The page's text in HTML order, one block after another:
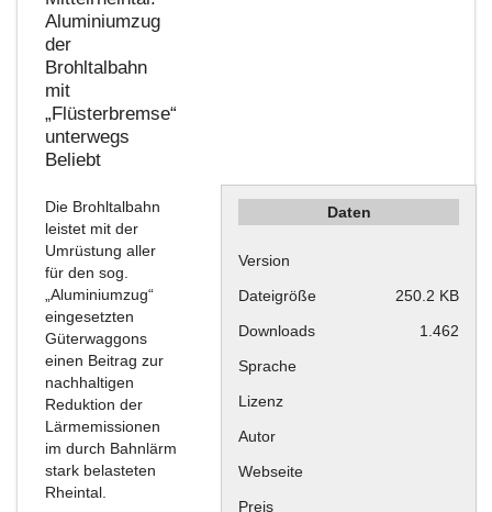
Aluminiumzug
der
Brohltalbahn
mit
„Flüsterbremse“
unterwegs
Beliebt
Die Brohltalbahn
leistet mit der
Umrüstung aller
für den sog.
„Aluminiumzug“
eingesetzten
Güterwaggons
einen Beitrag zur
nachhaltigen
Reduktion der
Lärmemissionen
im durch Bahnlärm
stark belasteten
Rheintal.
Daten
Version
Dateigröße
250.2 KB
Downloads
1.462
Sprache
Lizenz
Autor
Webseite
Preis